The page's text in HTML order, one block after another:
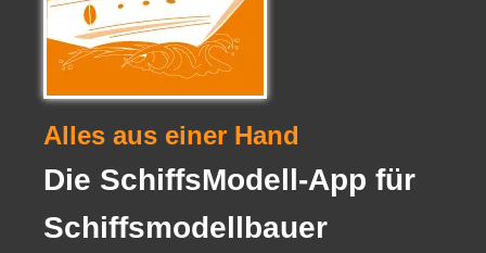
Alles aus einer Hand
Die SchiffsModell-App für
Schiffsmodellbauer